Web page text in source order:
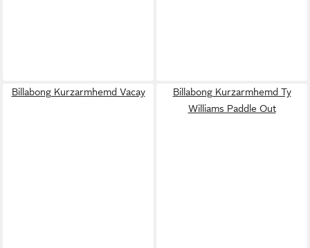
Billabong Kurzarmhemd Vacay
Billabong Kurzarmhemd Ty
Williams Paddle Out